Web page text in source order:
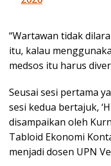
“Wartawan tidak
itu, kalau
medsos itu harus
Seusai sesi pertama
sesi kedua bertajuk,
disampaikan oleh
Tabloid Ekonomi
menjadi dosen UPN